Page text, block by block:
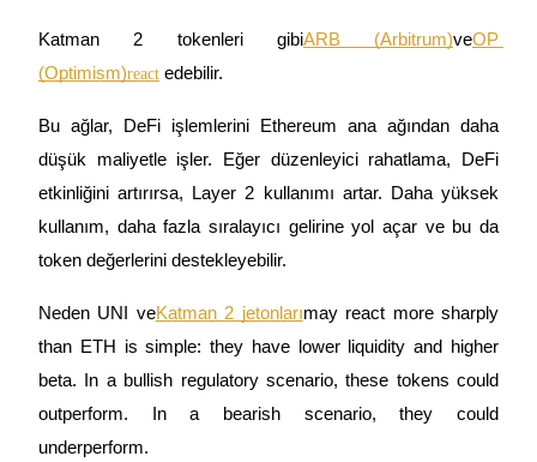
Bitrue
AI
Bitrue Ortakları
Katman 2 tokenleri gibiARB (Arbitrum)veOP
(Optimism)react edebilir.
Bu ağlar, DeFi işlemlerini Ethereum ana ağından daha
düşük maliyetle işler. Eğer düzenleyici rahatlama, DeFi
etkinliğini artırırsa, Layer 2 kullanımı artar. Daha yüksek
kullanım, daha fazla sıralayıcı gelirine yol açar ve bu da
token değerlerini destekleyebilir.
Neden UNI veKatman 2 jetonlarımay react more sharply
than ETH is simple: they have lower liquidity and higher
beta. In a bullish regulatory scenario, these tokens could
outperform. In a bearish scenario, they could
underperform.